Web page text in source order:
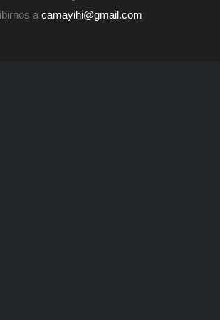
a camayihi@gmail.com